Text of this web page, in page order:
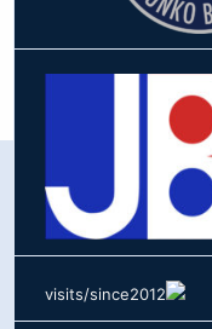
visits/since2012